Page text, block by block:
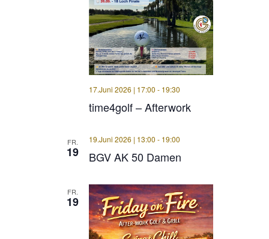
time4golf – Afterwork
17.Juni 2026 | 17:00 - 19:30
FR.
19 BGV AK 50 Damen
19.Juni 2026 | 13:00 - 19:00
FR.
19